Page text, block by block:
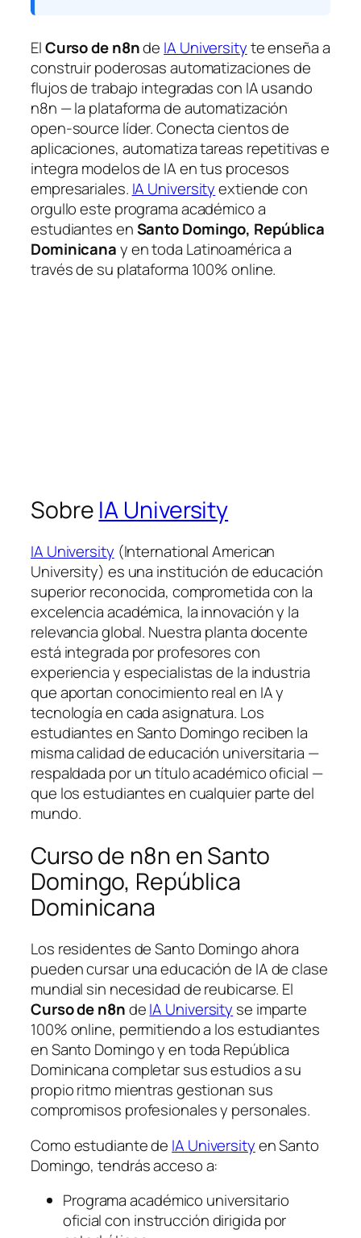
ElCurso de n8nde IA Universityte enseña a
construir poderosas automatizaciones de
flujos de trabajo integradas con IA usando
n8n — la plataforma de automatización
open-source líder. Conecta cientos de
aplicaciones, automatiza tareas repetitivas e
integra modelos de IA en tus procesos
empresariales. IA Universityextiende con
orgullo este programa académico a
estudiantes enSanto Domingo, República
Dominicanay en toda Latinoamérica a
través de su plataforma 100% online.
Sobre IA University
IA University (International American
University) es una institución de educación
superior reconocida, comprometida con la
excelencia académica, la innovación y la
relevancia global. Nuestra planta docente
está integrada por profesores con
experiencia y especialistas de la industria
que aportan conocimiento real en IA y
tecnología en cada asignatura. Los
estudiantes en Santo Domingo reciben la
misma calidad de educación universitaria —
respaldada por un título académico oficial —
que los estudiantes en cualquier parte del
mundo.
Curso de n8n en Santo
Domingo, República
Dominicana
Los residentes de Santo Domingo ahora
pueden cursar una educación de IA de clase
mundial sin necesidad de reubicarse. El
Curso de n8ndeIA University se imparte
100% online, permitiendo a los estudiantes
en Santo Domingo y en toda República
Dominicana completar sus estudios a su
propio ritmo mientras gestionan sus
compromisos profesionales y personales.
Como estudiante de IA Universityen Santo
Domingo, tendrás acceso a:
Programa académico universitario
oficial con instrucción dirigida por